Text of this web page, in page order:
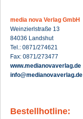
media nova Verlag GmbH
Weinzierlstraße 13
84036 Landshut
Tel.: 0871/274621
Fax: 0871/273477
www.medianovaverlag.de
info@medianovaverlag.de
Bestellhotline: